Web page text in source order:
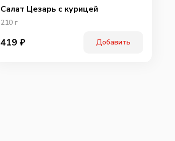
Салат Цезарь с курицей
210 г
419 ₽ Добавить